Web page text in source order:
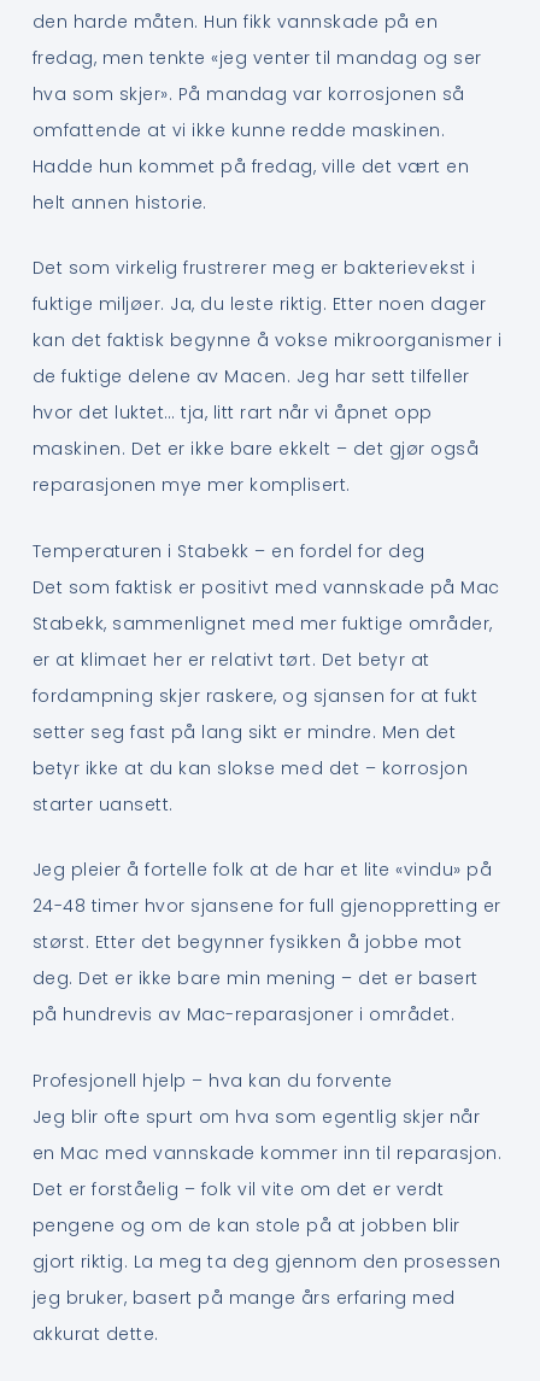
den harde måten. Hun fikk vannskade på en
fredag, men tenkte «jeg venter til mandag og ser
hva som skjer». På mandag var korrosjonen så
omfattende at vi ikke kunne redde maskinen.
Hadde hun kommet på fredag, ville det vært en
helt annen historie.
Det som virkelig frustrerer meg er bakterievekst i
fuktige miljøer. Ja, du leste riktig. Etter noen dager
kan det faktisk begynne å vokse mikroorganismer i
de fuktige delene av Macen. Jeg har sett tilfeller
hvor det luktet… tja, litt rart når vi åpnet opp
maskinen. Det er ikke bare ekkelt – det gjør også
reparasjonen mye mer komplisert.
Temperaturen i Stabekk – en fordel for deg
Det som faktisk er positivt med vannskade på Mac
Stabekk, sammenlignet med mer fuktige områder,
er at klimaet her er relativt tørt. Det betyr at
fordampning skjer raskere, og sjansen for at fukt
setter seg fast på lang sikt er mindre. Men det
betyr ikke at du kan slokse med det – korrosjon
starter uansett.
Jeg pleier å fortelle folk at de har et lite «vindu» på
24-48 timer hvor sjansene for full gjenoppretting er
størst. Etter det begynner fysikken å jobbe mot
deg. Det er ikke bare min mening – det er basert
på hundrevis av Mac-reparasjoner i området.
Profesjonell hjelp – hva kan du forvente
Jeg blir ofte spurt om hva som egentlig skjer når
en Mac med vannskade kommer inn til reparasjon.
Det er forståelig – folk vil vite om det er verdt
pengene og om de kan stole på at jobben blir
gjort riktig. La meg ta deg gjennom den prosessen
jeg bruker, basert på mange års erfaring med
akkurat dette.